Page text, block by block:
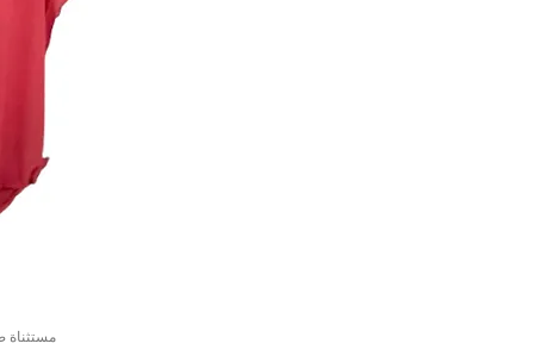
مستثناة